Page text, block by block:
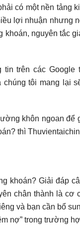
có một nền tảng
lợi nhuận nhưng
khoán, nguyên tắc
trên các
chúng tôi mang lại
khôn ngoan
thì
khoán? Giải đáp
chân thành là
và bạn cần bổ
nợ” trong trường